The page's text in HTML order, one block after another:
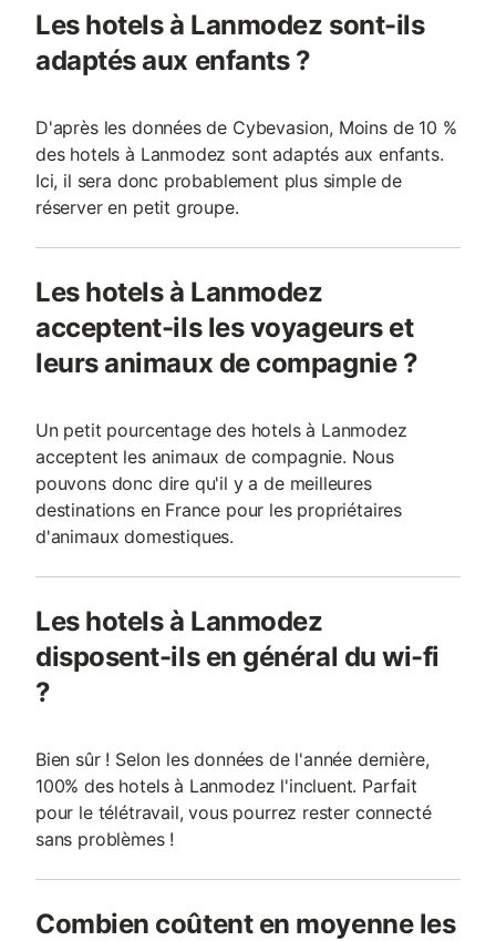
Les hotels à Lanmodez sont-ils
adaptés aux enfants ?
D'après les données de Cybevasion, Moins de 10 %
des hotels à Lanmodez sont adaptés aux enfants.
Ici, il sera donc probablement plus simple de
réserver en petit groupe.
Les hotels à Lanmodez
acceptent-ils les voyageurs et
leurs animaux de compagnie ?
Un petit pourcentage des hotels à Lanmodez
acceptent les animaux de compagnie. Nous
pouvons donc dire qu'il y a de meilleures
destinations en France pour les propriétaires
d'animaux domestiques.
Les hotels à Lanmodez
disposent-ils en général du wi-fi
?
Bien sûr ! Selon les données de l'année dernière,
100% des hotels à Lanmodez l'incluent. Parfait
pour le télétravail, vous pourrez rester connecté
sans problèmes !
Combien coûtent en moyenne les